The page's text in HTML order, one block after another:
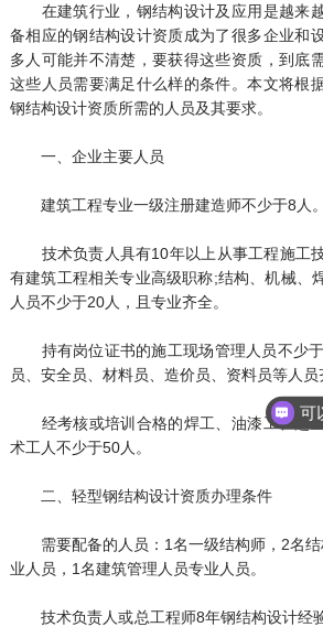
在建筑行业，钢结构设计及应用是越来
备相应的钢结构设计资质成为了很多企业和
多人可能并不清楚，要获得这些资质，到底
这些人员需要满足什么样的条件。本文将根
钢结构设计资质所需的人员及其要求。
一、企业主要人员
建筑工程专业一级注册建造师不少于8人。
技术负责人具有10年以上从事工程施工
有建筑工程相关专业高级职称;结构、机械、
人员不少于20人，且专业齐全。
持有岗位证书的施工现场管理人员不少
员、安全员、材料员、造价员、资料员等人员
经考核或培训合格的焊工、油漆工、起
术工人不少于50人。
二、轻型钢结构设计资质办理条件
需要配备的人员：1名一级结构师，2名结
业人员，1名建筑管理人员专业人员。
技术负责人或总工程师8年钢结构设计经